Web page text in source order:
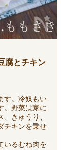
腐とチキン
す。冷奴もい
。野菜は家に
きゅうり、
チキンを乗せ
いるむね肉を